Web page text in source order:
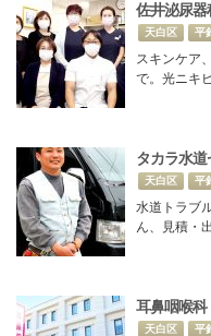
佐井泌尿器
天白区 平
スキンケア
で。光ニキ
タカラ水道
天白区 平
水道トラブ
ん、見積・
耳鼻咽喉科
天白区 平